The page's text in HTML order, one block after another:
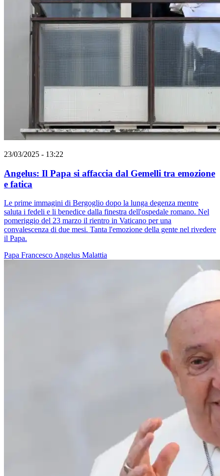
23/03/2025 - 13:22
Angelus: Il Papa si affaccia dal Gemelli tra emozione
e fatica
Le prime immagini di Bergoglio dopo la lunga degenza mentre
saluta i fedeli e li benedice dalla finestra dell'ospedale romano. Nel
pomeriggio del 23 marzo il rientro in Vaticano per una
convalescenza di due mesi. Tanta l'emozione della gente nel rivedere
il Papa.
Papa Francesco Angelus Malattia